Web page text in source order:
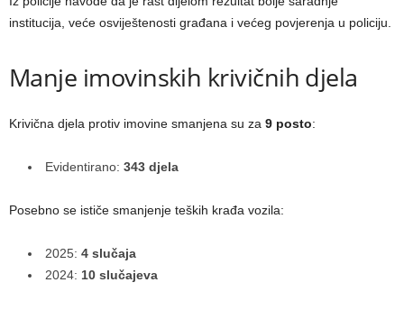
institucija, veće osviještenosti građana i većeg povjerenja u policiju.
Manje imovinskih krivičnih djela
Krivična djela protiv imovine smanjena su za 9 posto:
Evidentirano: 343 djela
Posebno se ističe smanjenje teških krađa vozila:
2025: 4 slučaja
2024: 10 slučajeva